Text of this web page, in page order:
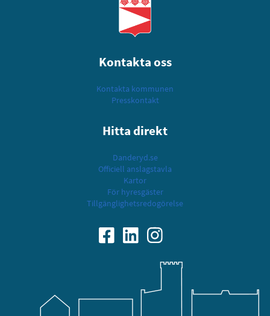
Kontakta oss
Kontakta kommunen
Presskontakt
Hitta direkt
Danderyd.se
Officiell anslagstavla
Kartor
För hyresgäster
Tillgänglighetsredogörelse